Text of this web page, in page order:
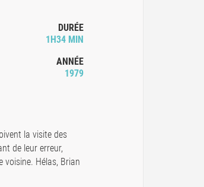
DURÉE
1H34 MIN
ANNÉE
1979
la visite des
de leur erreur,
voisine. Hélas, Brian